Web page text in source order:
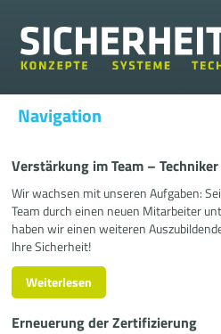
Navigation
Verstärkung im Team –
Wir wachsen mit unseren Aufgaben:
Team durch einen neuen Mitarbeiter
haben wir einen weiteren
Ihre Sicherheit!
Weiterlesen
Erneuerung der Zertifizierung